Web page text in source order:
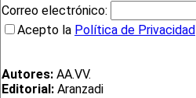
Correo electrónico:
Acepto la Política de Privacidad
Autores: AA.VV.
Editorial: Aranzadi